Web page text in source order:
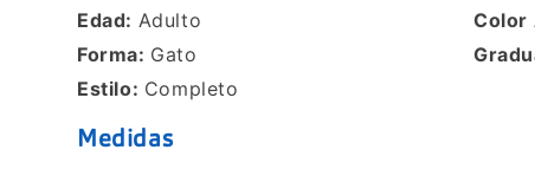
Edad: Adulto
Forma: Gato
Estilo: Completo
Color
Medidas